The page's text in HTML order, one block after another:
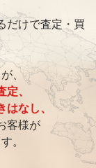
だけで査定・買
、
、
なし、
客様が
。